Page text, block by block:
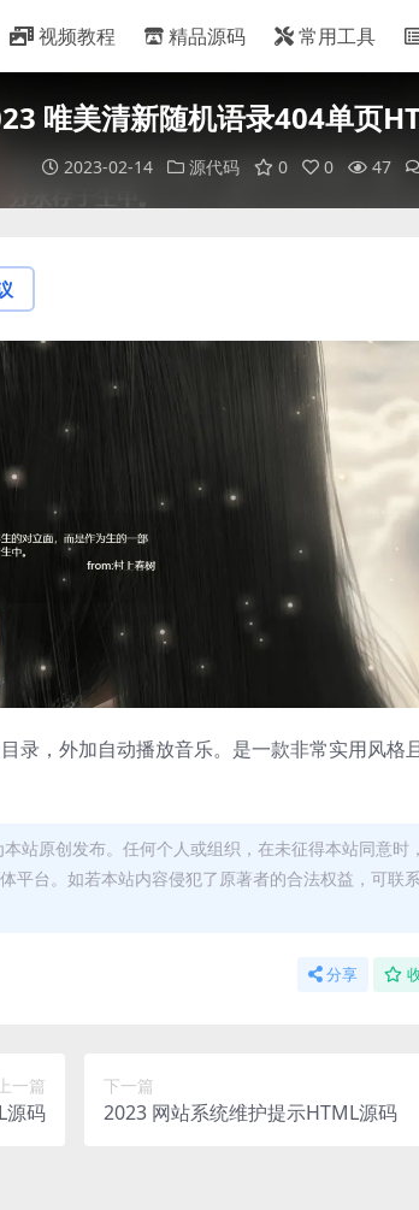
视频教程 精品源码 常用工具
唯美清新随机语录404单页
2023-02-14 源代码 0 0 47
录，外加自动播放音乐。是一款非常实用风格
站原创发布。任何个人或组织，在未征得本站同意时
平台。如若本站内容侵犯了原著者的合法权益，可联
分享
上一篇
源码
下一篇
2023 网站系统维护提示HTML源码